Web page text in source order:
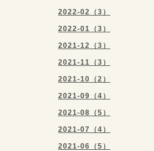
2022-02（3）
2022-01（3）
2021-12（3）
2021-11（3）
2021-10（2）
2021-09（4）
2021-08（5）
2021-07（4）
2021-06（5）